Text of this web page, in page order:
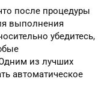
после процедуры
выполнения
убедитесь,
из лучших
автоматическое